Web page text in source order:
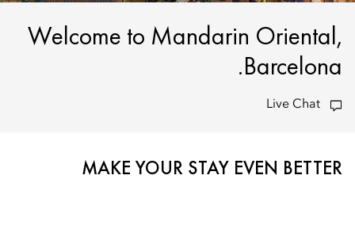
Welcome to Mandarin Oriental,
Barcelona.
Live Chat
MAKE YOUR STAY EVEN BETTER